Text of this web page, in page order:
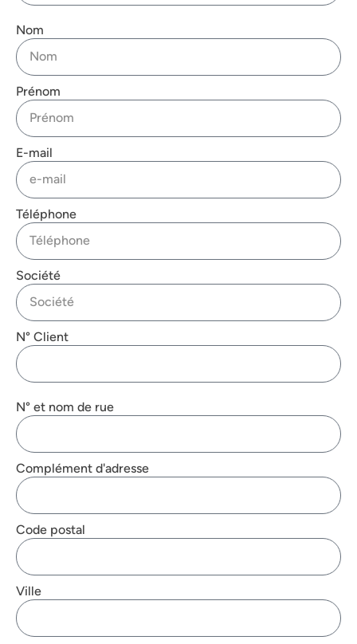
Nom
Prénom
E-mail
Téléphone
Société
N° Client
N° et nom de rue
Complément d'adresse
Code postal
Ville